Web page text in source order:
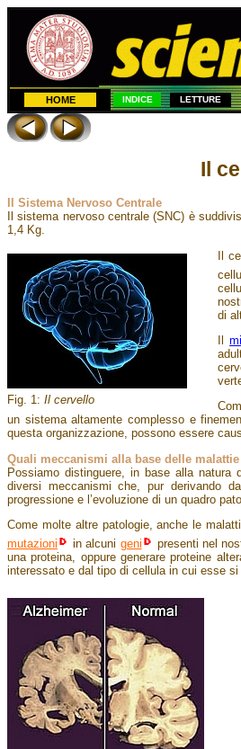
HOME INDICE LETTURE
Il
Il Sistema Nervoso Centrale
Il sistema nervoso centrale (SNC) è
1,4 Kg.
Fig. 1: Il cervello
Il
di
Il
un sistema altamente complesso e
questa organizzazione, possono essere
Quali meccanismi alla base delle
Possiamo distinguere, in base alla natura
diversi meccanismi che, pur derivando
progressione e l’evoluzione di un quadro
Come molte altre patologie, anche le
mutazioni
in alcuni geni
presenti nel
una proteina, oppure generare proteine
interessato e dal tipo di cellula in cui esse si